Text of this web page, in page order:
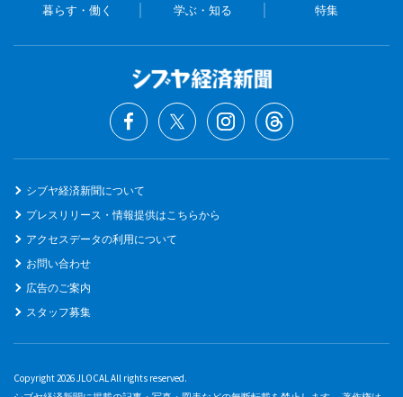
暮らす・働く 学ぶ・知る 特集
シブヤ経済新聞について
プレスリリース・情報提供はこちらから
アクセスデータの利用について
お問い合わせ
広告のご案内
スタッフ募集
Copyright 2026 JLOCAL All rights reserved.